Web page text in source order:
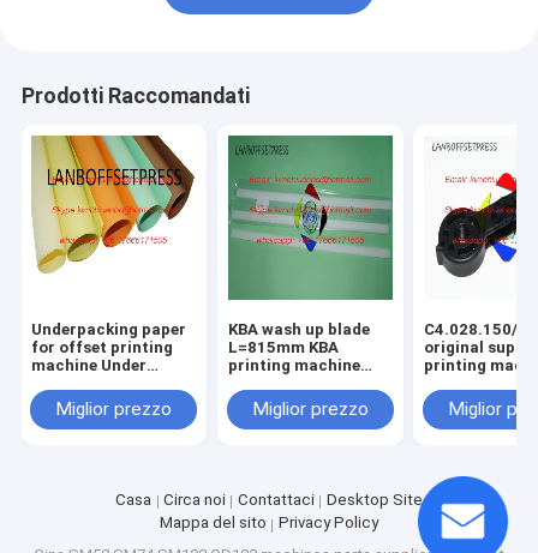
Prodotti Raccomandati
Underpacking paper
for offset printing
machine Under
Miglior prezzo
KBA wash up blade
L=815mm KBA
printing machine
Miglior prezzo
C4.028.150/01
original
printing
Miglior
Casa Circa noi Contattaci
Desktop Site
Mappa del sito
Privacy Policy